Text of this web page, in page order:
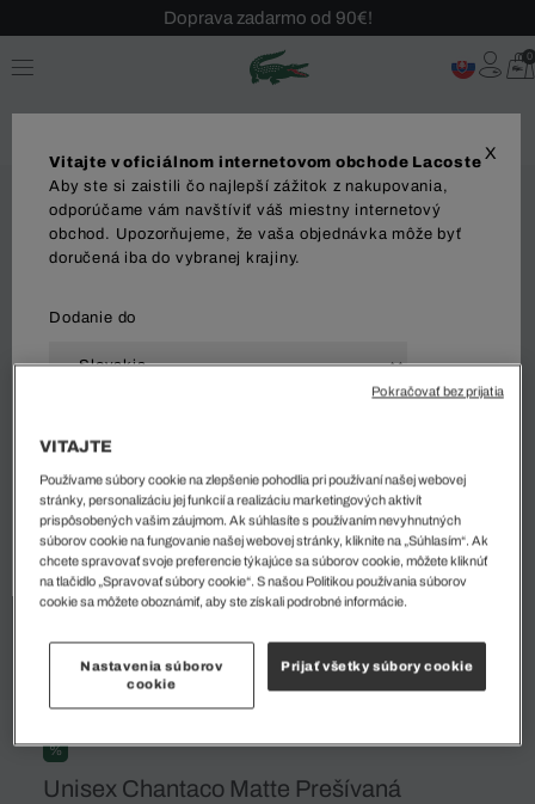
Doprava zadarmo od 90€!
Sezónny výpredaj až -40 %!
Bezplatné vrátenie!
0
%
Unisex Chantaco Matte Prešívaná
X
Vitajte v oficiálnom internetovom obchode Lacoste
Aby ste si zaistili čo najlepší zážitok z nakupovania,
odporúčame vám navštíviť váš miestny internetový
obchod. Upozorňujeme, že vaša objednávka môže byť
doručená iba do vybranej krajiny.
Dodanie do
ZAČAŤ NAKUPOVAŤ
VITAJTE
Používame súbory cookie na zlepšenie pohodlia pri používaní našej webovej
stránky, personalizáciu jej funkcií a realizáciu marketingových aktivít
prispôsobených vašim záujmom. Ak súhlasíte s používaním nevyhnutných
súborov cookie na fungovanie našej webovej stránky, kliknite na „Súhlasím“. Ak
chcete spravovať svoje preferencie týkajúce sa súborov cookie, môžete kliknúť
na tlačidlo „Spravovať súbory cookie“. S našou Politikou používania súborov
cookie sa môžete oboznámiť, aby ste získali podrobné informácie.
Nastavenia súborov
cookie
Prijať všetky súbory cookie
Pokračovať bez prijatia